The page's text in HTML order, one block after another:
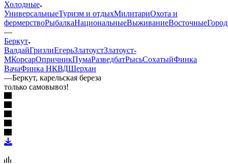
Холодные
УниверсальныеТуризм и отдыхМилитариОхота и
фермерствоРыбалкаНациональныеВыживаниеВосточные
—
Беркут
ВалдайГризлиЕгерьЗлатоустЗлатоуст-
МКорсарОпричникПумаРазведбатРысьСохатыйФинка
ВачаФинка НКВДШерхан
—Беркут, карельская береза
только самовывоз!